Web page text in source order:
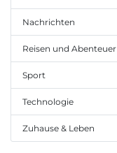
Nachrichten
Reisen und Abenteuer
Sport
Technologie
Zuhause & Leben